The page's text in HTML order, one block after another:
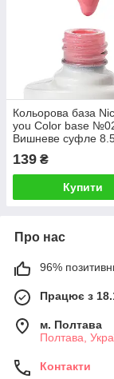
Кольорова база
you Color base
Вишневе суфле
139 ₴
Купити
Про нас
96%
Працює з
м. Полтава
Полтава,
Контакти